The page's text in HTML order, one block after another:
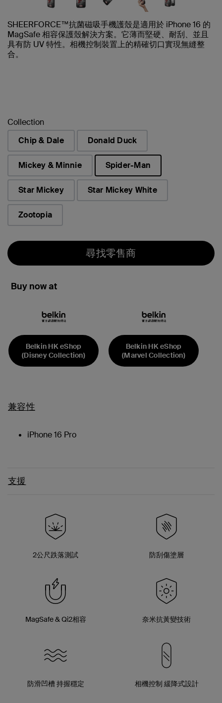
SHEERFORCE™抗菌磁吸手機護殼是適用於 iPhone 16 的
MagSafe 相容保護殼解決方案。它薄而堅硬、耐刮、並且
具有防 UV 特性。相機控制裝置上的精確切口實現無縫整
合。
Collection
Chip & Dale
Donald Duck
Mickey & Minnie
Spider-Man
已選取
Star Mickey
Star Mickey White
Zootopia
尋找零售商
Buy now at
Belkin HK eShop
(Disney Collection)
Belkin HK eShop
(Marvel Collection)
兼容性
iPhone 16 Pro
支援
2公尺跌落測試 防刮傷塗層
MagSafe & Qi2相容 奈米抗黃變技術
防滑凹槽 持握穩定 相機控制 緩降式設計